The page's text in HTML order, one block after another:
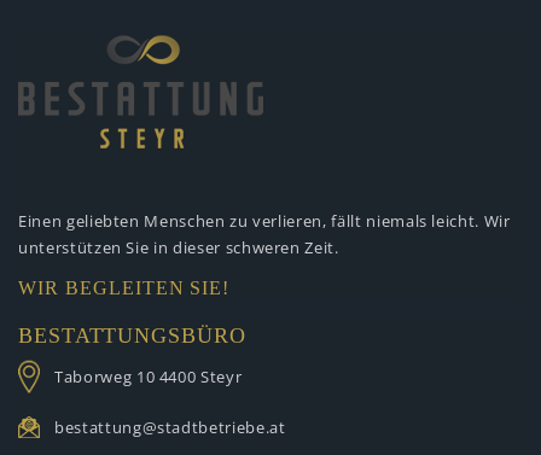
Einen geliebten Menschen zu verlieren, fällt niemals leicht. Wir
unterstützen Sie in dieser schweren Zeit.
WIR BEGLEITEN SIE!
BESTATTUNGSBÜRO
Taborweg 10 4400 Steyr
bestattung@stadtbetriebe.at